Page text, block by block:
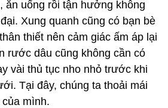
ăn uống rồi tận hưởng không
Xung quanh cũng có bạn bè
thiết nên cảm giác ấm áp lại
rước dâu cũng không cần có
vài thủ tục nho nhỏ trước khi
Tại đây, chúng ta thoải mái
mình.